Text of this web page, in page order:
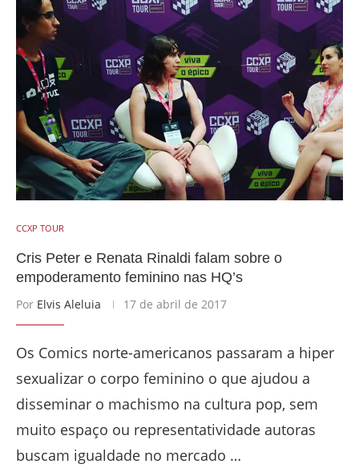
CCXP TOUR
Cris Peter e Renata Rinaldi falam sobre o
empoderamento feminino nas HQ’s
Por Elvis Aleluia 17 de abril de 2017
Os Comics norte-americanos passaram a hiper
sexualizar o corpo feminino o que ajudou a
disseminar o machismo na cultura pop, sem
muito espaço ou representatividade autoras
buscam igualdade no mercado …